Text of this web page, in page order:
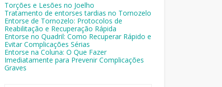
Torções e Lesões no Joelho
Tratamento de entorses tardias no Tornozelo
Entorse de Tornozelo: Protocolos de
Reabilitação e Recuperação Rápida
Entorse no Quadril: Como Recuperar Rápido e
Evitar Complicações Sérias
Entorse na Coluna: O Que Fazer
Imediatamente para Prevenir Complicações
Graves